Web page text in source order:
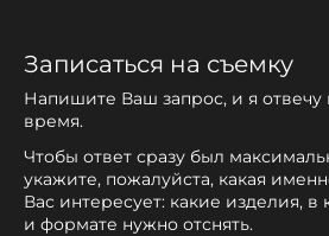
Записаться на съемку
Напишите Ваш запрос, и я
время.
Чтобы ответ сразу был
укажите, пожалуйста, какая
Вас интересует: какие изделия, в
и формате нужно отснять.